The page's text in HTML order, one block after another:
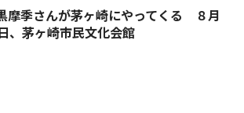
摩季さんが茅ヶ崎にやってくる ８月
、茅ヶ崎市民文化会館